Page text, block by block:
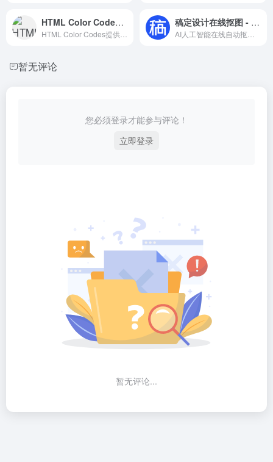
HTML Color Codes - 配色选择与教程资源 稿定设计在线抠图 - 免费AI一键智能抠图工具
暂无评论
您必须登录才能参与评论！
立即登录
暂无评论...